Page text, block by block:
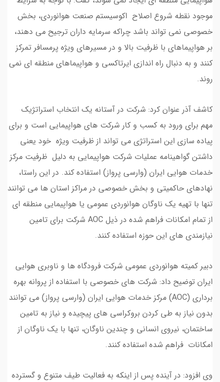
موجود نقطه شروع اصلاح اکوسیستم صنعت هوانوردی، بخش
خصوصی نمی تواند باشد چراکه سرمایه داران ترجیح می دهند،
بر هواپیماهای با ظرفیت بالا و در مسیرهای ویژه پرمسافر تمرکز
کنند و به دنبال راه اندازی ایرتاکسی و هواپیماهای منطقه ای نمی
روند.
کاشف آذر عنوان کرد: شرکت در آستانه یک انتخاب استراتژیک
مهم برای ورود به کسب و کار شرکت های هواپیمایی است و برای
پیاده سازی این استراتژی می تواند از ظرفیت ویژه خود یعنی
داشتن گواهینامه عملیات شرکت هواپیمایی به دلیل ظرفیت مرکز
خدمات هوایی ایران (وارسی پرواز) استفاده کند. در این راستا،
نهادهای حاکمیتی و بخش خصوصی در مراکز استان ها می توانند
تنها با تهیه یک ناوگان هوانوردی عمومی یا هواپیمایی منطقه ای
از تمام امکانات فراهم شده در ذیل AOC شرکت برای تامین
نیازمندی های این حوزه استفاده کنند.
دبیر کمیته هوانوردی عمومی شرکت فرودگاه ها و ناوبری هوایی
ایران توضیح داد: شرکت های خصوصی با استفاده از پروانه بهره
برداری (AOC) مرکز خدمات هوایی ایران (وارسی پرواز) می توانند
بدون نیاز به طی کردن بروکراسی های پیچیده و نیاز به تامین
ساختمان، نیروی انسانی و چندین ناوگان، تنها با یک ناوگان از
امکانات فراهم شده استفاده کنند.
وی افزود: در آینده پس از اینکه به فعالیت طیف متنوع و گسترده